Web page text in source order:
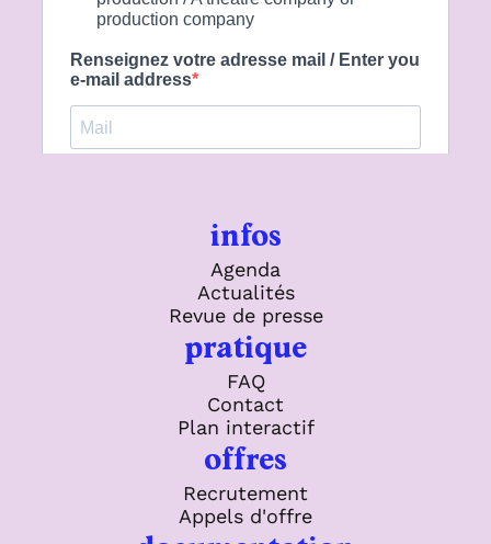
infos
Agenda
Actualités
Revue de presse
pratique
FAQ
Contact
Plan interactif
offres
Recrutement
Appels d'offre